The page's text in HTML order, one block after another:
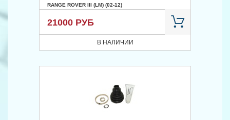
RANGE ROVER III (LM) (02-12)
21000 РУБ
В НАЛИЧИИ